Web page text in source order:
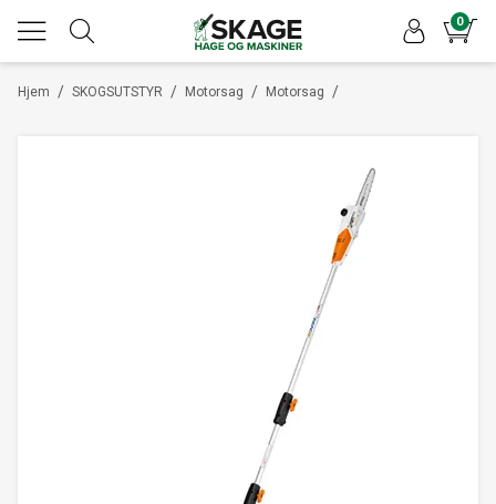
0
/
Hjem /
SKOGSUTSTYR /
Motorsag /
Motorsag